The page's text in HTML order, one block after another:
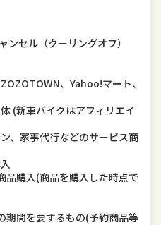
ンセル（クーリングオフ）
、Yahoo!マート、
(新車バイクはアフィリエイ
、家事代行などのサービス商
品購入(商品を購入した時点で
期間を要するもの(予約商品等